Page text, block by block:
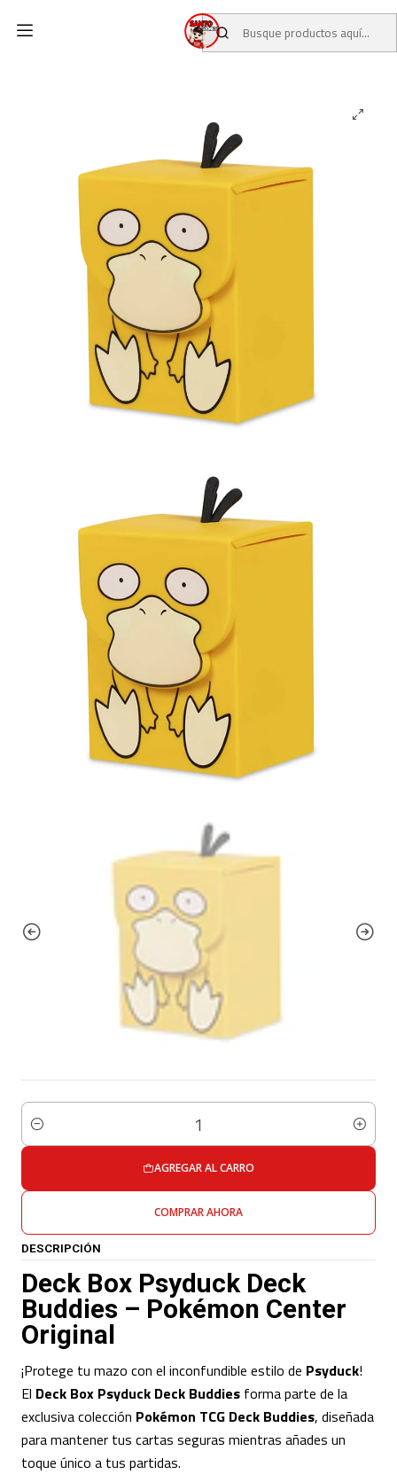
POKEMON CENTER
ACCESORIOS / TCG POKEMON CENTER
Deck Box Psyduck Deck Buddies Pokémon Center
Cantidad
AGREGAR AL CARRO
COMPRAR AHORA
DESCRIPCIÓN
Deck Box Psyduck Deck
Buddies – Pokémon Center
Original
¡Protege tu mazo con el inconfundible estilo de Psyduck!
El Deck Box Psyduck Deck Buddies forma parte de la
exclusiva colección Pokémon TCG Deck Buddies, diseñada
para mantener tus cartas seguras mientras añades un
toque único a tus partidas.